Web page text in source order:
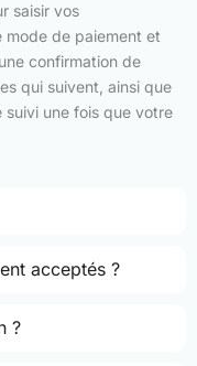
saisir vos
mode de paiement et
confirmation de
qui suivent, ainsi que
une fois que votre
acceptés ?
?